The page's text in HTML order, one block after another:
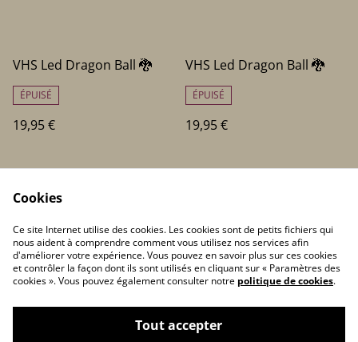
VHS Led Dragon Ball 🐉
ÉPUISÉ
19,95 €
VHS Led Dragon Ball 🐉
ÉPUISÉ
19,95 €
Contactez-nous
Conditions
Politique de
confidentialité
Politique de cookies
Cookies
Ce site Internet utilise des cookies. Les cookies sont de petits fichiers qui
nous aident à comprendre comment vous utilisez nos services afin
d'améliorer votre expérience. Vous pouvez en savoir plus sur ces cookies
et contrôler la façon dont ils sont utilisés en cliquant sur « Paramètres des
cookies ». Vous pouvez également consulter notre politique de cookies.
Tout accepter